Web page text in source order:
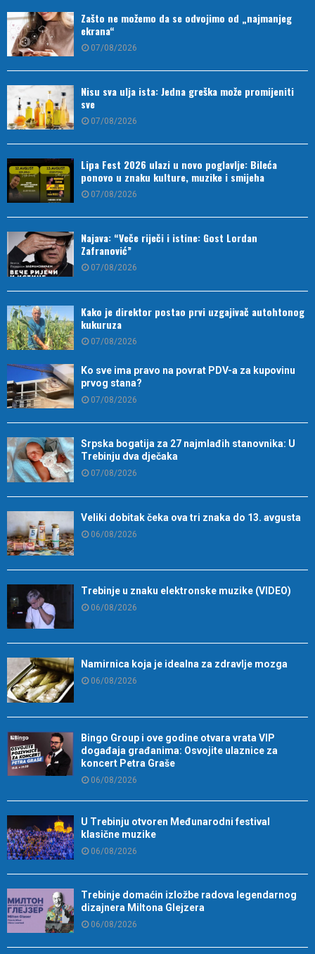
Zašto ne možemo da se odvojimo od „najmanjeg
ekrana“
07/08/2026
Nisu sva ulja ista: Jedna greška može promijeniti
sve
07/08/2026
Lipa Fest 2026 ulazi u novo poglavlje: Bileća
ponovo u znaku kulture, muzike i smijeha
07/08/2026
Najava: “Veče riječi i istine: Gost Lordan
Zafranović”
07/08/2026
Kako je direktor postao prvi uzgajivač autohtonog
kukuruza
07/08/2026
Ko sve ima pravo na povrat PDV-a za kupovinu
prvog stana?
07/08/2026
Srpska bogatija za 27 najmlađih stanovnika: U
Trebinju dva dječaka
07/08/2026
Veliki dobitak čeka ova tri znaka do 13. avgusta
06/08/2026
Trebinje u znaku elektronske muzike (VIDEO)
06/08/2026
Namirnica koja je idealna za zdravlje mozga
06/08/2026
Bingo Group i ove godine otvara vrata VIP
događaja građanima: Osvojite ulaznice za
koncert Petra Graše
06/08/2026
U Trebinju otvoren Međunarodni festival
klasične muzike
06/08/2026
Trebinje domaćin izložbe radova legendarnog
dizajnera Miltona Glejzera
06/08/2026